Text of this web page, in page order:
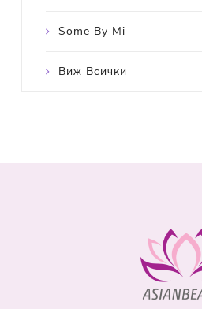
Some By Mi
Виж Всички